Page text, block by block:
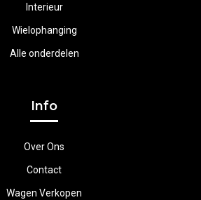
Interieur
Wielophanging
Alle onderdelen
Info
Over Ons
Contact
Wagen Verkopen